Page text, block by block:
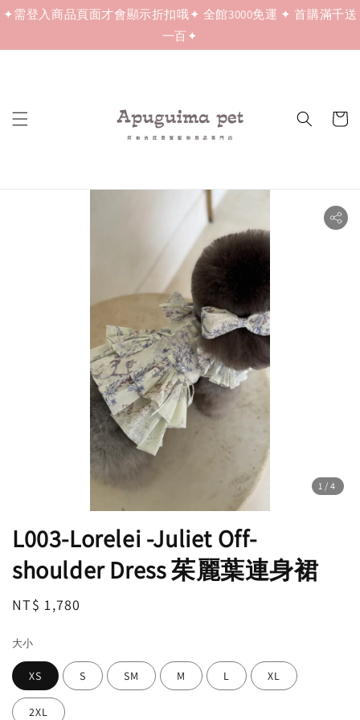
✦需登入商品頁面才會顯示折扣哦✦ 全館3000免運 ✦ 首購滿千送
一百✦
1 /4
L003-Lorelei -Juliet Off-
shoulder Dress 茱麗葉連身裙
Regular
NT$ 1,780
大小
XS S SM M L XL
2XL